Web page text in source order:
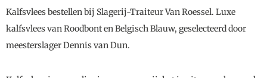
Kalfsvlees bestellen bij Slagerij-Traiteur Van Roessel. Luxe
kalfsvlees van Roodbont en Belgisch Blauw, geselecteerd door
meesterslager Dennis van Dun.